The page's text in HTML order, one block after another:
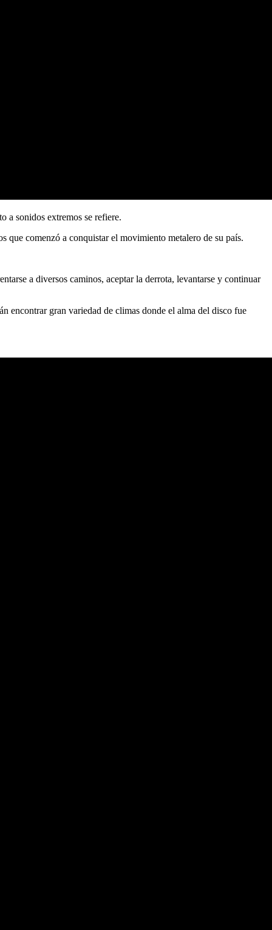
a sonidos extremos se refiere.
que comenzó a conquistar el movimiento metalero de su país.
a diversos caminos, aceptar la derrota, levantarse y continuar
encontrar gran variedad de climas donde el alma del disco fue